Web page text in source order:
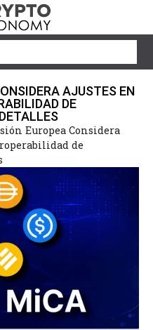
AJUSTES EN
DE
Europea Considera
de